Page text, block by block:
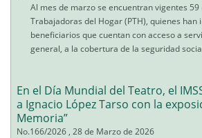
Al mes de marzo se encuentran vigentes 59
Trabajadoras del Hogar (PTH), quienes han
beneficiarios que cuentan con acceso a
general, a la cobertura de la seguridad
En el Día Mundial del Teatro, el
a Ignacio López Tarso con la
Memoria”
No.166/2026 , 28 de Marzo de 2026